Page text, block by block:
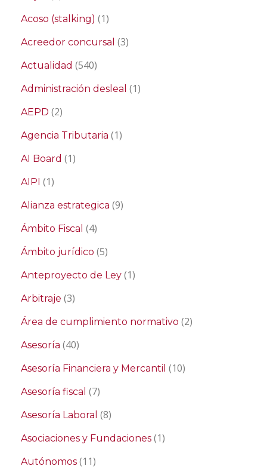
Acoso (stalking) (1)
Acreedor concursal (3)
Actualidad (540)
Administración desleal (1)
AEPD (2)
Agencia Tributaria (1)
AI Board (1)
AIPI (1)
Alianza estrategica (9)
Ámbito Fiscal (4)
Ámbito jurídico (5)
Anteproyecto de Ley (1)
Arbitraje (3)
Área de cumplimiento normativo (2)
Asesoría (40)
Asesoría Financiera y Mercantil (10)
Asesoría fiscal (7)
Asesoría Laboral (8)
Asociaciones y Fundaciones (1)
Autónomos (11)